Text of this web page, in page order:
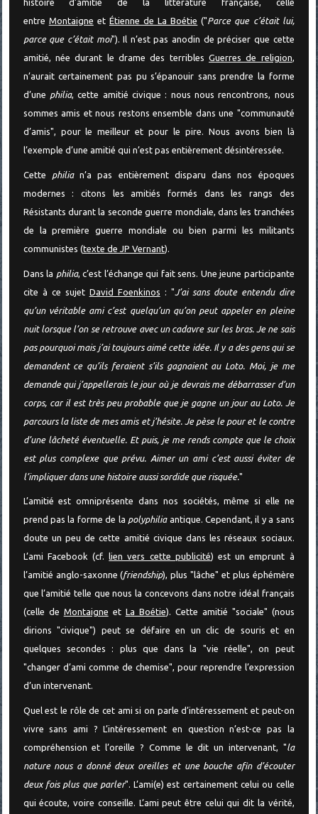
entre Montaigne et Étienne de La Boétie ("Parce que c’était lui,
parce que c’était moi"). Il n’est pas anodin de préciser que cette
amitié, née durant le drame des terribles Guerres de religion
n’aurait certainement pas pu s’épanouir sans prendre la forme
d’une philia, cette amitié civique : nous nous rencontrons, nous
sommes amis et nous restons ensemble dans une "communauté
d’amis", pour le meilleur et pour le pire. Nous avons bien là
l’exemple d’une amitié qui n’est pas entièrement désintéressée.
Cette philian’a pas entièrement disparu dans nos époques
modernes : citons les amitiés formés dans les rangs des
Résistants durant la seconde guerre mondiale, dans les tranchées
de la première guerre mondiale ou bien parmi les militants
communistes (texte de JP Vernant).
Dans la philia, c’est l’échange qui fait sens. Une jeune participante
cite à ce sujet David Foenkinos : " J’ai sans doute entendu dire
qu’un véritable ami c’est quelqu’un qu’on peut appeler en pleine
nuit lorsque l’on se retrouve avec un cadavre sur les bras. Je ne sais
pas pourquoi mais j’ai toujours aimé cette idée. Il y a des gens qui se
demandent ce qu’ils feraient s’ils gagnaient au Loto. Moi, je me
demande qui j’appellerais le jour où je devrais me débarrasser d’un
corps, car il est très peu probable que je gagne un jour au Loto. Je
parcours la liste de mes amis et j’hésite. Je pèse le pour et le contre
d’une lâcheté éventuelle. Et puis, je me rends compte que le choix
est plus complexe que prévu. Aimer un ami c’est aussi éviter de
l’impliquer dans une histoire aussi sordide que risquée."
L’amitié est omniprésente dans nos sociétés, même si elle ne
prend pas la forme de la polyphiliaantique. Cependant, il y a sans
doute un peu de cette amitié civique dans les réseaux sociaux.
L’ami Facebook (cf.
lien vers cette publicité) est un emprunt à
l’amitié anglo-saxonne (friendship), plus "lâche" et plus éphémère
que l’amitié telle que nous la concevons dans notre idéal français
(celle de Montaigne et La Boétie). Cette amitié "sociale" (nous
dirions "civique") peut se défaire en un clic de souris et en
quelques secondes : plus que dans la "vie réelle", on peut
"changer d’ami comme de chemise", pour reprendre l’expression
d’un intervenant.
Quel est le rôle de cet ami si on parle d’intéressement et peut-on
vivre sans ami ? L’intéressement en question n’est-ce pas la
compréhension et l’oreille ? Comme le dit un intervenant, "la
nature nous a donné deux oreilles et une bouche afin d’écouter
deux fois plus que parler". L’ami(e) est certainement celui ou celle
qui écoute, voire conseille. L’ami peut être celui qui dit la vérité,